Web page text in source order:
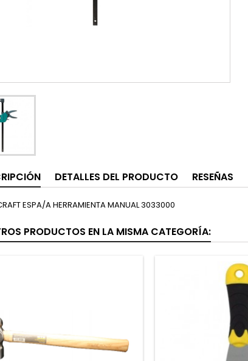
DETALLES DEL PRODUCTO RESEÑAS
ESPA/A HERRAMIENTA MANUAL 3033000
PRODUCTOS EN LA MISMA CATEGORÍA: